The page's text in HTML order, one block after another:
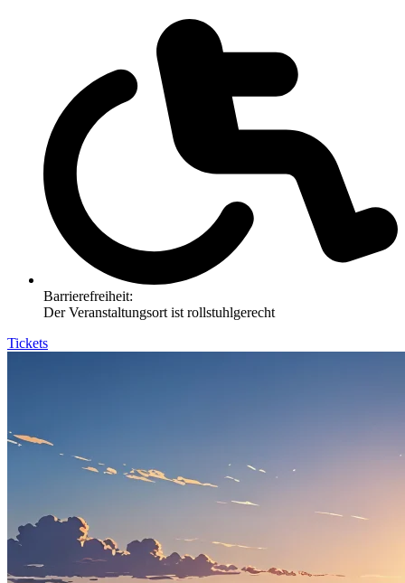
Barrierefreiheit:
Der Veranstaltungsort ist rollstuhlgerecht
Tickets